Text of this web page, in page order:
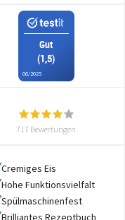
Gut
(1,5)
06/2025
717 Bewertungen
Cremiges Eis
Hohe Funktionsvielfalt
Spülmaschinenfest
Brilliantes Rezeptbuch